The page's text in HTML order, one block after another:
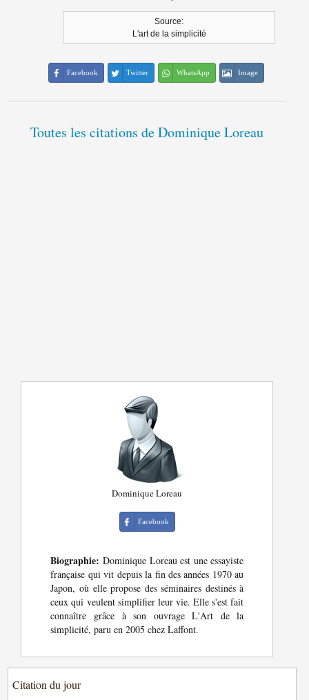
Source:
L'art de la simplicité
Facebook Twitter WhatsApp Image
Toutes les citations de Dominique Loreau
Dominique Loreau
Facebook
Biographie: Dominique Loreau est une essayiste
française qui vit depuis la fin des années 1970 au
Japon, où elle propose des séminaires destinés à
ceux qui veulent simplifier leur vie. Elle s'est fait
connaître grâce à son ouvrage L'Art de la
simplicité, paru en 2005 chez Laffont.
Citation du jour